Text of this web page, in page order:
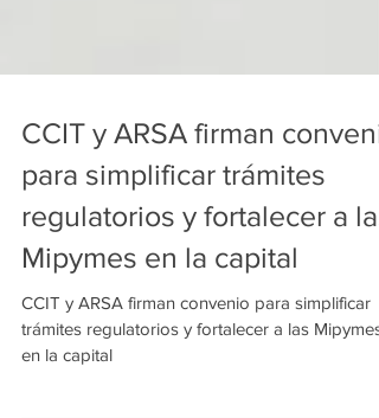
CCIT y ARSA firman
para simplificar trámites
regulatorios y fortalecer a las
Mipymes en la capital
CCIT y ARSA firman convenio para simplificar
trámites regulatorios y fortalecer a las Mipymes